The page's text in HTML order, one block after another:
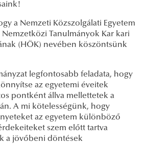
a Nemzeti Közszolgálati Egyetem
Tanulmányok Kar kari
(HÖK) nevében köszöntsünk
legfontosabb feladata, hogy
az egyetemi éveitek
pontként állva mellettetek a
A mi kötelességünk, hogy
az egyetem különböző
szem előtt tartva
a jövőbeni döntések